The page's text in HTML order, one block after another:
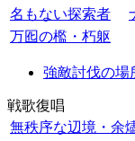
名もない探索者
万囮の檻・朽躯
強敵討伐の場
戦歌復唱
無秩序な辺境・余